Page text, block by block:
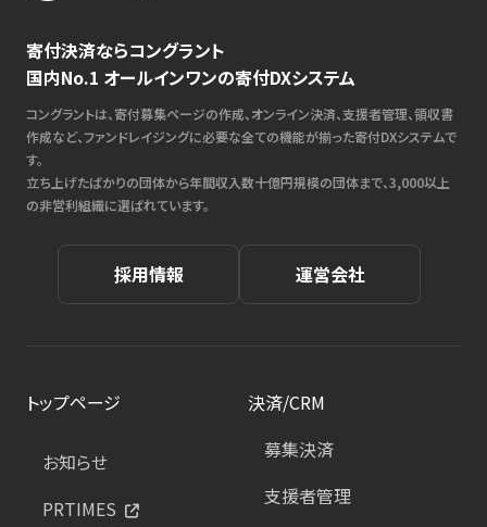
寄付決済ならコングラント
国内No.1 オールインワンの寄付DXシステム
コングラントは、寄付募集ページの作成、オンライン決済、支援者管理、領収書
作成など、ファンドレイジングに必要な全ての機能が揃った寄付DXシステムで
す。
立ち上げたばかりの団体から年間収入数十億円規模の団体まで、3,000以上
の非営利組織に選ばれています。
採用情報 運営会社
トップページ
お知らせ
PRTIMES
決済/CRM
募集決済
支援者管理